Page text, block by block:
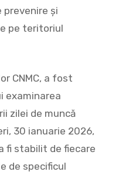
prevenire și
pe teritoriul
CNMC, a fost
examinarea
zilei de muncă
30 ianuarie 2026,
fi stabilit de fiecare
de specificul